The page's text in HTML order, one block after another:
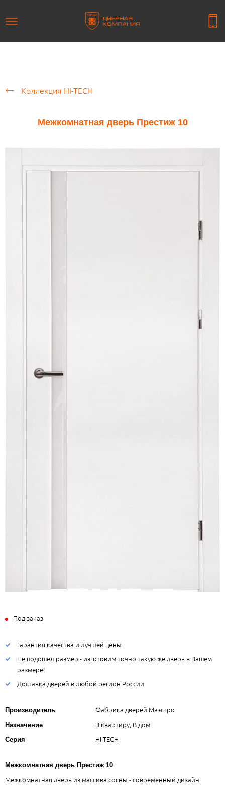
Коллекция HI-TECH
Межкомнатная дверь Престиж 10
Под заказ
Гарантия качества и лучшей цены
Не подошел размер - изготовим точно такую же дверь в Вашем
размере!
Доставка дверей в любой регион России
Производитель Фабрика дверей Маэстро
Назначение В квартиру, В дом
Серия HI-TECH
Межкомнатная дверь Престиж 10
Межкомнатная дверь из массива сосны - современный дизайн.